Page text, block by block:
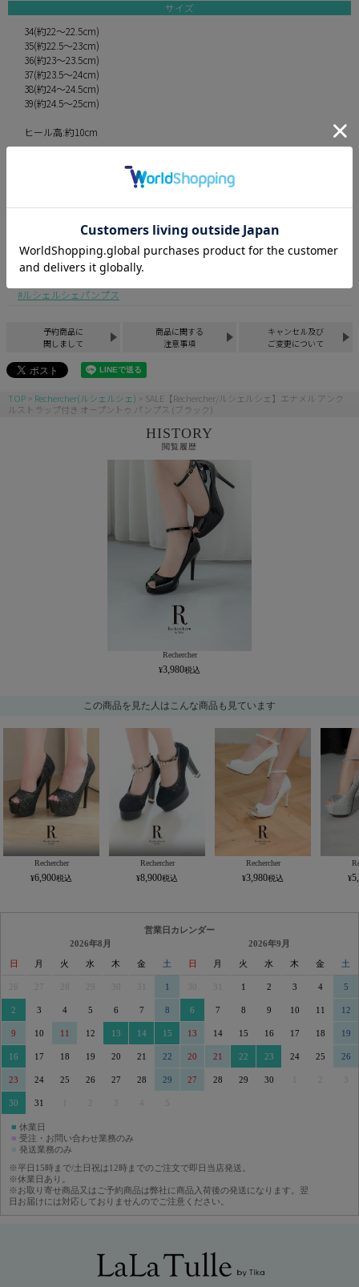
サイズ
34(約22～22.5cm)
35(約22.5～23cm)
36(約23～23.5cm)
37(約23.5～24cm)
38(約24～24.5cm)
39(約24.5～25cm)
ヒール高:約10cm
10cmから13cm迄
オープントゥシューズ
キャバヒール
黒のサンダル・パンプス
ストラップ付きシューズ
セール
新作 キャバヒール
ルシェルシェパンプス
予約商品に
関しまして
商品に関する
注意事項
キャンセル及び
ご変更について
TOP Rechercher(ルシェルシェ)
SALE【Rechercher/ルシェルシェ】エナメル アンク
ルストラップ付き オープントゥ パンプス (ブラック)
HISTORY
閲覧履歴
Rechercher
3,980
この商品を見た人はこんな商品も見ています
Rechercher
6,900
Rechercher
8,900
Rechercher
3,980
営業日カレンダー
2026年8月
日 月 火 水 木 金 土
29 30 31 1
2 3 4 5 6 7 8
9 10 11 12 13 14 15
16 17 18 19 20 21 22
23 24 25 26 27 28 29
30 31 3 5
2026年9月
日 月 火 水 木 金 土
30 31 1 2 3 4 5
6 7 8 9 10 11 12
13 14 15 16 17 18 19
20 21 22 23 24 25 26
27 28 29 30 3
■ 休業日
■ 受注・お問い合わせ業務のみ
■ 発送業務のみ
※平日15時まで/土日祝は12時までのご注文で即日当店発送。
※休業日あり。
※お取り寄せ商品又はご予約商品は弊社に商品入荷後の発送になります。翌
日お届けには対応しておりませんのでご注意ください。